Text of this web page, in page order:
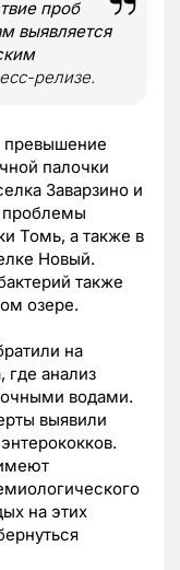
проб
выявляется
релизе.
превышение
палочки
Заварзино и
проблемы
Томь, а также в
Новый.
также
озере.
на
где анализ
водами.
выявили
на этих